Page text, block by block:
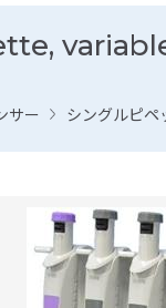
サー シングルピペ